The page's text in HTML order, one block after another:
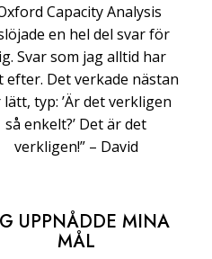
Capacity Analysis
en hel del svar för
Svar som jag alltid har
efter. Det verkade nästan
typ: ’Är det verkligen
så enkelt?’ Det är det
verkligen!” –⁠ ⁠David
UPPNÅDDE MINA
MÅL